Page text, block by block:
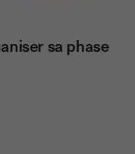
sa phase